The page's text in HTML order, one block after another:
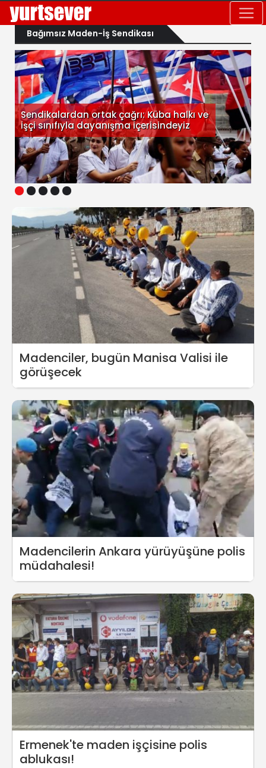
Bağımsız Maden-İş Sendikası
1 2 3 4 5
Sendikalardan ortak çağrı: Küba halkı ve
işçi sınıfıyla dayanışma içerisindeyiz
Madenciler, bugün Manisa Valisi ile
görüşecek
Madencilerin Ankara yürüyüşüne polis
müdahalesi!
Ermenek'te maden işçisine polis
ablukası!